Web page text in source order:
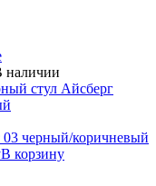
наличии
черный/коричневый
В корзину